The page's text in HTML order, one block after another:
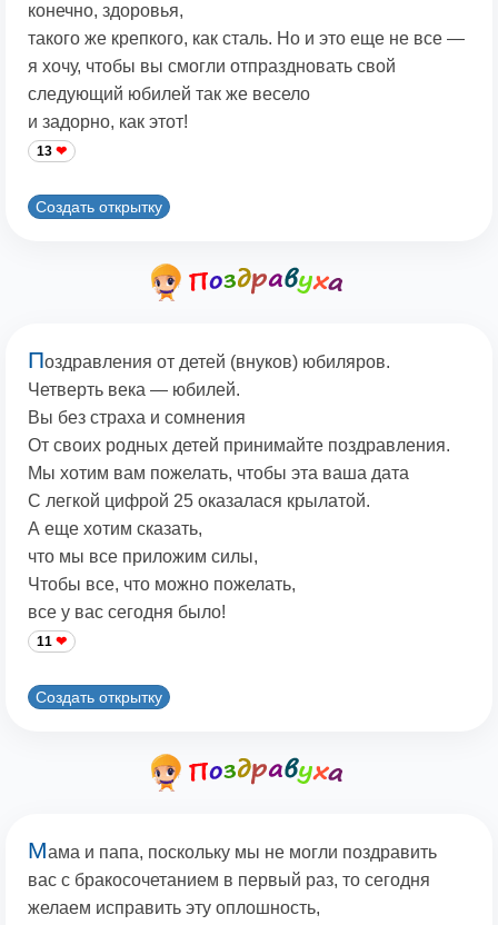
конечно, здоровья,
такого же крепкого, как сталь. Но и это еще не все —
я хочу, чтобы вы смогли отпраздновать свой
следующий юбилей так же весело
и задорно, как этот!
13
Создать открытку
Поздравления от детей (внуков) юбиляров.
Четверть века — юбилей.
Вы без страха и сомнения
От своих родных детей принимайте поздравления.
Мы хотим вам пожелать, чтобы эта ваша дата
С легкой цифрой 25 оказалася крылатой.
А еще хотим сказать,
что мы все приложим силы,
Чтобы все, что можно пожелать,
все у вас сегодня было!
11
Создать открытку
Мама и папа, поскольку мы не могли поздравить
вас с бракосочетанием в первый раз, то сегодня
желаем исправить эту оплошность,